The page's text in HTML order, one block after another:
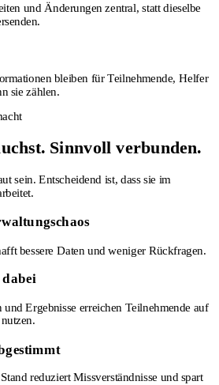
und Änderungen zentral, statt dieselbe
bleiben für Teilnehmende, Helfer
sie zählen.
Sinnvoll verbunden.
sein. Entscheidend ist, dass sie im
bessere Daten und weniger Rückfragen.
Ergebnisse erreichen Teilnehmende auf
reduziert Missverständnisse und spart